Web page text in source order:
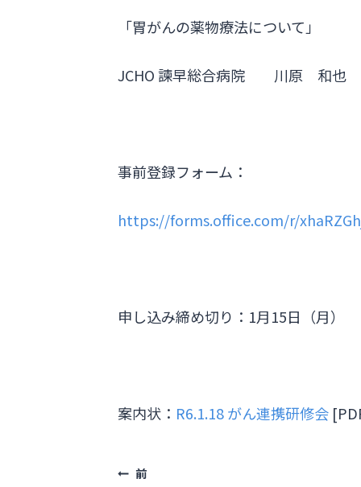
「胃がんの薬物療法について」
JCHO 諫早総合病院 川原 和也
事前登録フォーム：
https://forms.office.com/r/
申し込み締め切り：1月15日（月）
案内状： R6.1.18 がん連携研修会
前